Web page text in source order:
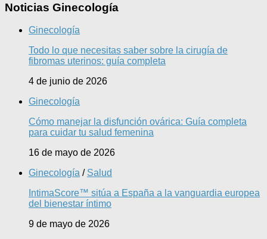
Noticias Ginecología
Ginecología
Todo lo que necesitas saber sobre la cirugía de
fibromas uterinos: guía completa
4 de junio de 2026
Ginecología
Cómo manejar la disfunción ovárica: Guía completa
para cuidar tu salud femenina
16 de mayo de 2026
Ginecología / Salud
IntimaScore™ sitúa a España a la vanguardia europea
del bienestar íntimo
9 de mayo de 2026